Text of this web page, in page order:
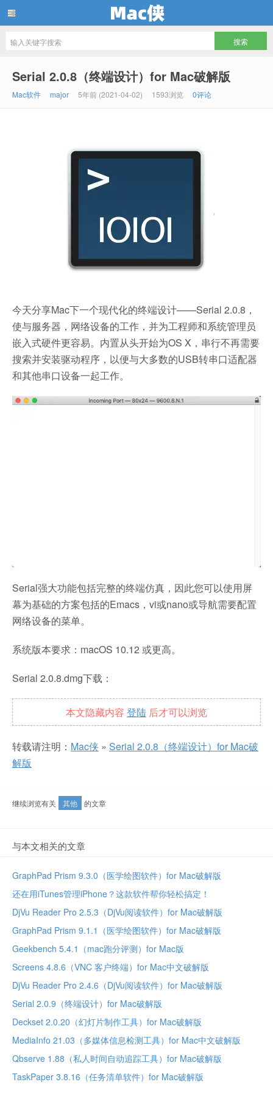
Serial 2.0.8（终端设计）for Mac破解版
Mac软件 major 5年前 (2021-04-02) 1593浏览 0评论
今天分享Mac下一个现代化的终端设计——Serial 2.0.8，
使与服务器，网络设备的工作，并为工程师和系统管理员
嵌入式硬件更容易。内置从头开始为OS X，串行不再需要
搜索并安装驱动程序，以便与大多数的USB转串口适配器
和其他串口设备一起工作。
Serial强大功能包括完整的终端仿真，因此您可以使用屏
幕为基础的方案包括的Emacs，vi或nano或导航需要配置
网络设备的菜单。
系统版本要求：macOS 10.12 或更高。
Serial 2.0.8.dmg下载：
本文隐藏内容 登陆 后才可以浏览
转载请注明： Mac侠 » Serial 2.0.8（终端设计）for Mac破
解版
继续浏览有关 其他 的文章
与本文相关的文章
GraphPad Prism 9.3.0（医学绘图软件）for Mac破解版
还在用iTunes管理iPhone？这款软件帮你轻松搞定！
DjVu Reader Pro 2.5.3（DjVu阅读软件）for Mac破解版
GraphPad Prism 9.1.1（医学绘图软件）for Mac破解版
Geekbench 5.4.1（mac跑分评测）for Mac版
Screens 4.8.6（VNC 客户终端）for Mac中文破解版
DjVu Reader Pro 2.4.6（DjVu阅读软件）for Mac破解版
Serial 2.0.9（终端设计）for Mac破解版
Deckset 2.0.20（幻灯片制作工具）for Mac破解版
MediaInfo 21.03（多媒体信息检测工具）for Mac中文破解版
Qbserve 1.88（私人时间自动追踪工具）for Mac破解版
TaskPaper 3.8.16（任务清单软件）for Mac破解版